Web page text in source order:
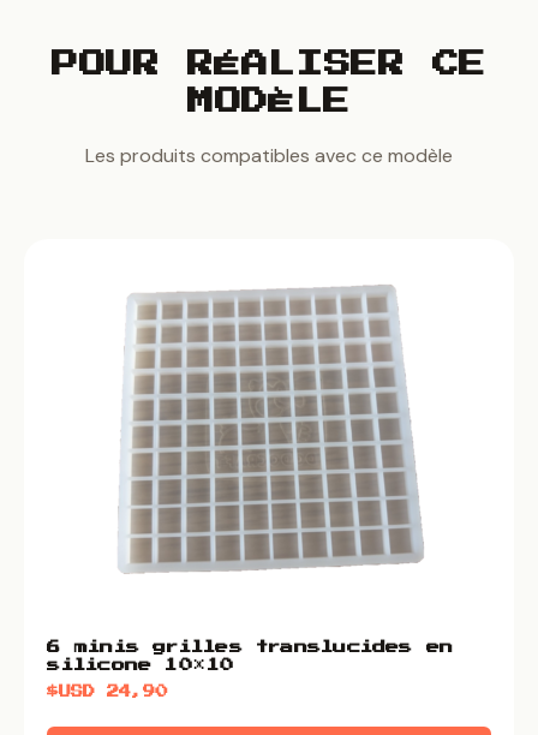
POUR RÉALISER CE
MODÈLE
Les produits compatibles avec ce modèle
6 minis grilles translucides en
silicone 10×10
$USD24,90